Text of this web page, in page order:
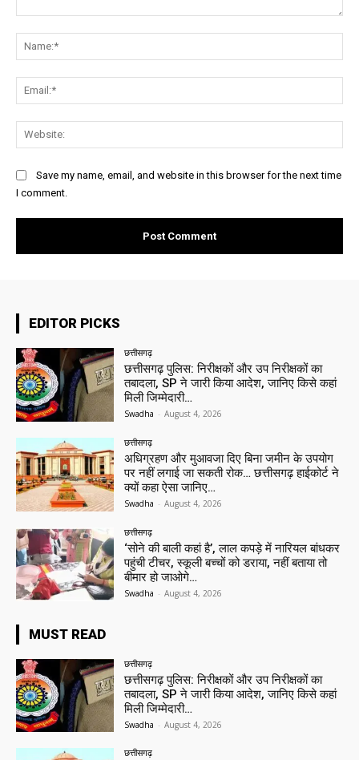
Save my name, email, and website in this browser for the next time
I comment.
EDITOR PICKS
छत्तीसगढ़
छत्तीसगढ़ पुलिस: निरीक्षकों और उप निरीक्षकों का
तबादला, SP ने जारी किया आदेश, जानिए किसे कहां
मिली जिम्मेदारी…
Swadha - August 4, 2026
छत्तीसगढ़
अधिग्रहण और मुआवजा दिए बिना जमीन के उपयोग
पर नहीं लगाई जा सकती रोक… छत्तीसगढ़ हाईकोर्ट ने
क्यों कहा ऐसा जानिए…
Swadha - August 4, 2026
छत्तीसगढ़
‘सोने की बाली कहां है’, लाल कपड़े में नारियल बांधकर
पहुंची टीचर, स्कूली बच्चों को डराया, नहीं बताया तो
बीमार हो जाओगे…
Swadha - August 4, 2026
MUST READ
छत्तीसगढ़
छत्तीसगढ़ पुलिस: निरीक्षकों और उप निरीक्षकों का
तबादला, SP ने जारी किया आदेश, जानिए किसे कहां
मिली जिम्मेदारी…
Swadha - August 4, 2026
छत्तीसगढ़